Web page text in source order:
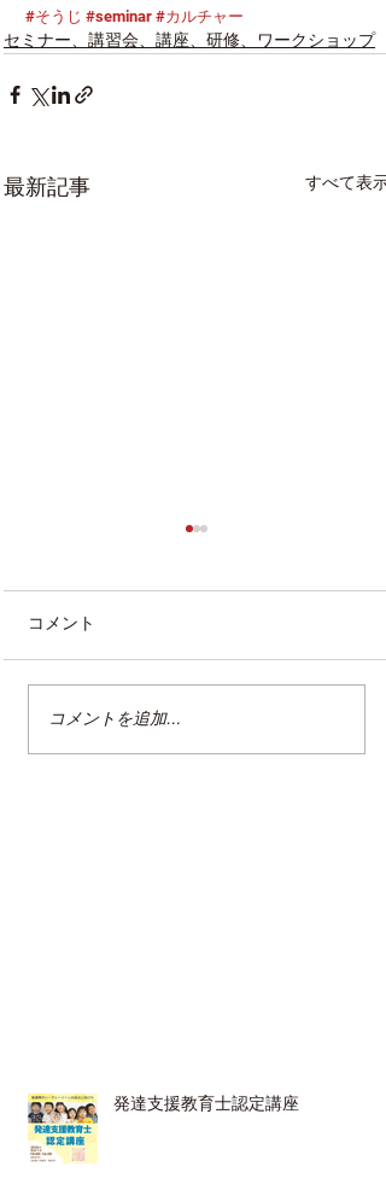
#そうじ #seminar #カルチャー
セミナー、講習会、講座、研修、ワークショップ
最新記事 すべて表示
２０２４年度 香川大学
危機管理シンポジウム
コメント
コメントを追加…
発達支援教育士認定講座